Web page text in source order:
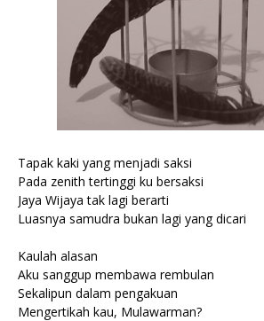
Tapak kaki yang menjadi saksi
Pada zenith tertinggi ku bersaksi
Jaya Wijaya tak lagi berarti
Luasnya samudra bukan lagi yang dicari
Kaulah alasan
Aku sanggup membawa rembulan
Sekalipun dalam pengakuan
Mengertikah kau, Mulawarman?